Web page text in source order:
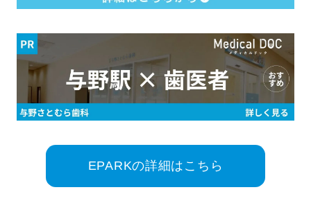
EPARKの詳細はこちら